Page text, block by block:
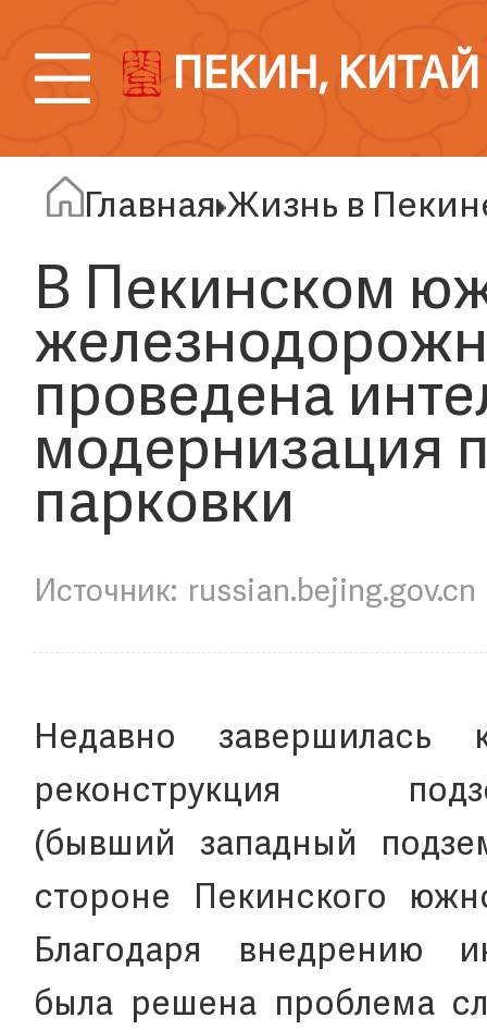
ПЕКИН, КИТАЙ
Главная Жизнь в
В Пекинском
проведена
модернизация
парковки
russian.bejing.gov.cn
Недавно завершилась
реконструкция
(бывший западный
стороне Пекинского
Благодаря внедрению
была решена проблема